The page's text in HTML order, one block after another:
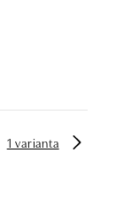
1 varianta